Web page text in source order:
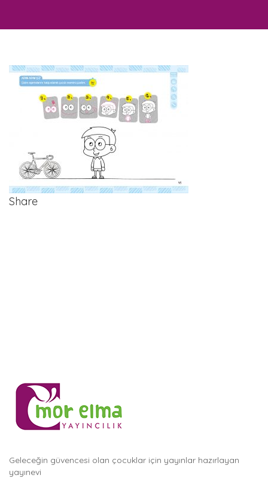
Share
Geleceğin güvencesi olan çocuklar için yayınlar hazırlayan
yayınevi